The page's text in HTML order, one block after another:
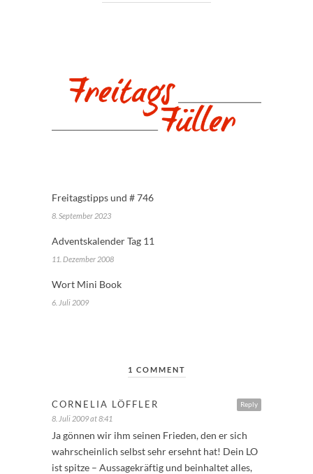
Freitagstipps und # 746
8. September 2023
Adventskalender Tag 11
11. Dezember 2008
Wort Mini Book
6. Juli 2009
1 COMMENT
Reply
CORNELIA LÖFFLER
8. Juli 2009 at 8:41
Ja gönnen wir ihm seinen Frieden, den er sich
wahrscheinlich selbst sehr ersehnt hat! Dein LO
ist spitze – Aussagekräftig und beinhaltet alles,